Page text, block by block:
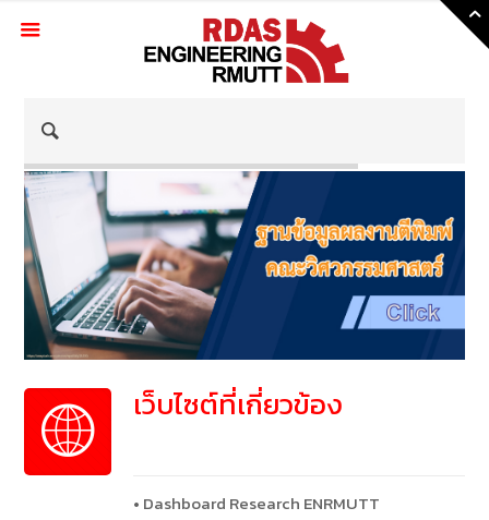
เว็บไซต์ที่เกี่ยวข้อง
• Dashboard Research ENRMUTT